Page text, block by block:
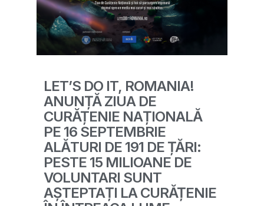
LET’S DO IT, ROMANIA!
ANUNȚĂ ZIUA DE
CURĂȚENIE NAȚIONALĂ
PE 16 SEPTEMBRIE
ALĂTURI DE 191 DE ȚĂRI:
PESTE 15 MILIOANE DE
VOLUNTARI SUNT
AȘTEPTAȚI LA CURĂȚENIE